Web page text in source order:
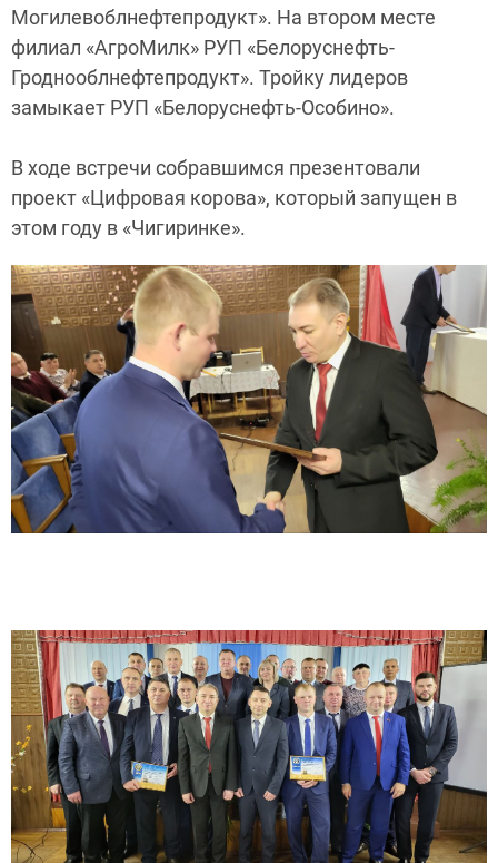
Могилевоблнефтепродукт». На втором месте
филиал «АгроМилк» РУП «Белоруснефть-
Гроднооблнефтепродукт». Тройку лидеров
замыкает РУП «Белоруснефть-Особино».
В ходе встречи собравшимся презентовали
проект «Цифровая корова», который запущен в
этом году в «Чигиринке».